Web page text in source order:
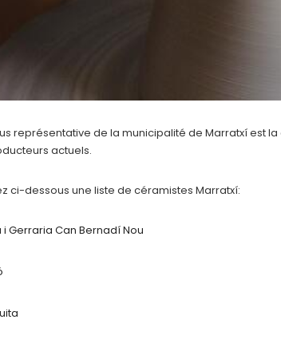
représentative de la municipalité de Marratxí est
actuels.
ci-dessous une liste de céramistes Marratxí:
i Gerraria Can Bernadí Nou